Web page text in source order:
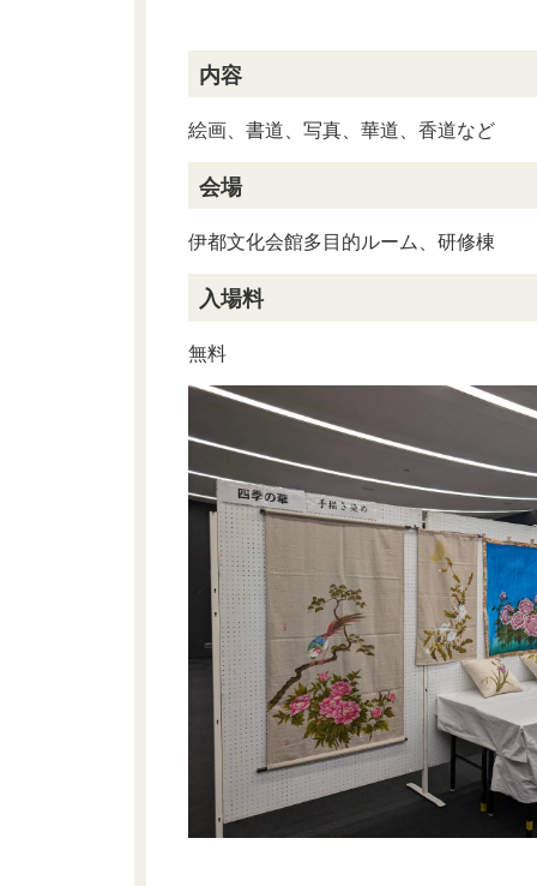
内容
絵画、書道、写真、華道、香道など
会場
伊都文化会館多目的ルーム、研修棟
入場料
無料